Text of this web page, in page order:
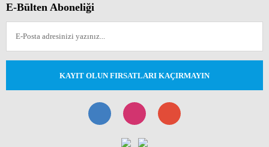
E-Bülten Aboneliği
KAYIT OLUN FIRSATLARI KAÇIRMAYIN